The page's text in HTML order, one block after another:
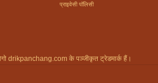
प्राइवेसी पॉलिसी
drikpanchang.com के पञ्जीकृत ट्रेडमार्क हैं।